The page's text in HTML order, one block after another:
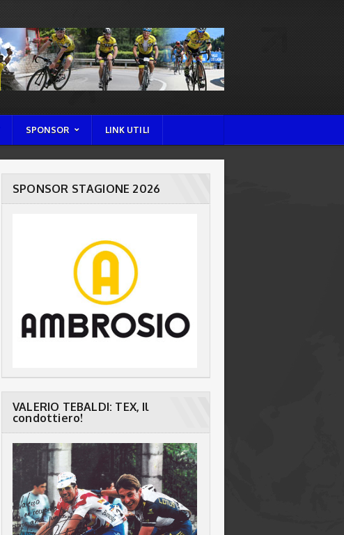
SPONSOR LINK UTILI
SPONSOR STAGIONE 2026
VALERIO TEBALDI: TEX, Il
condottiero!